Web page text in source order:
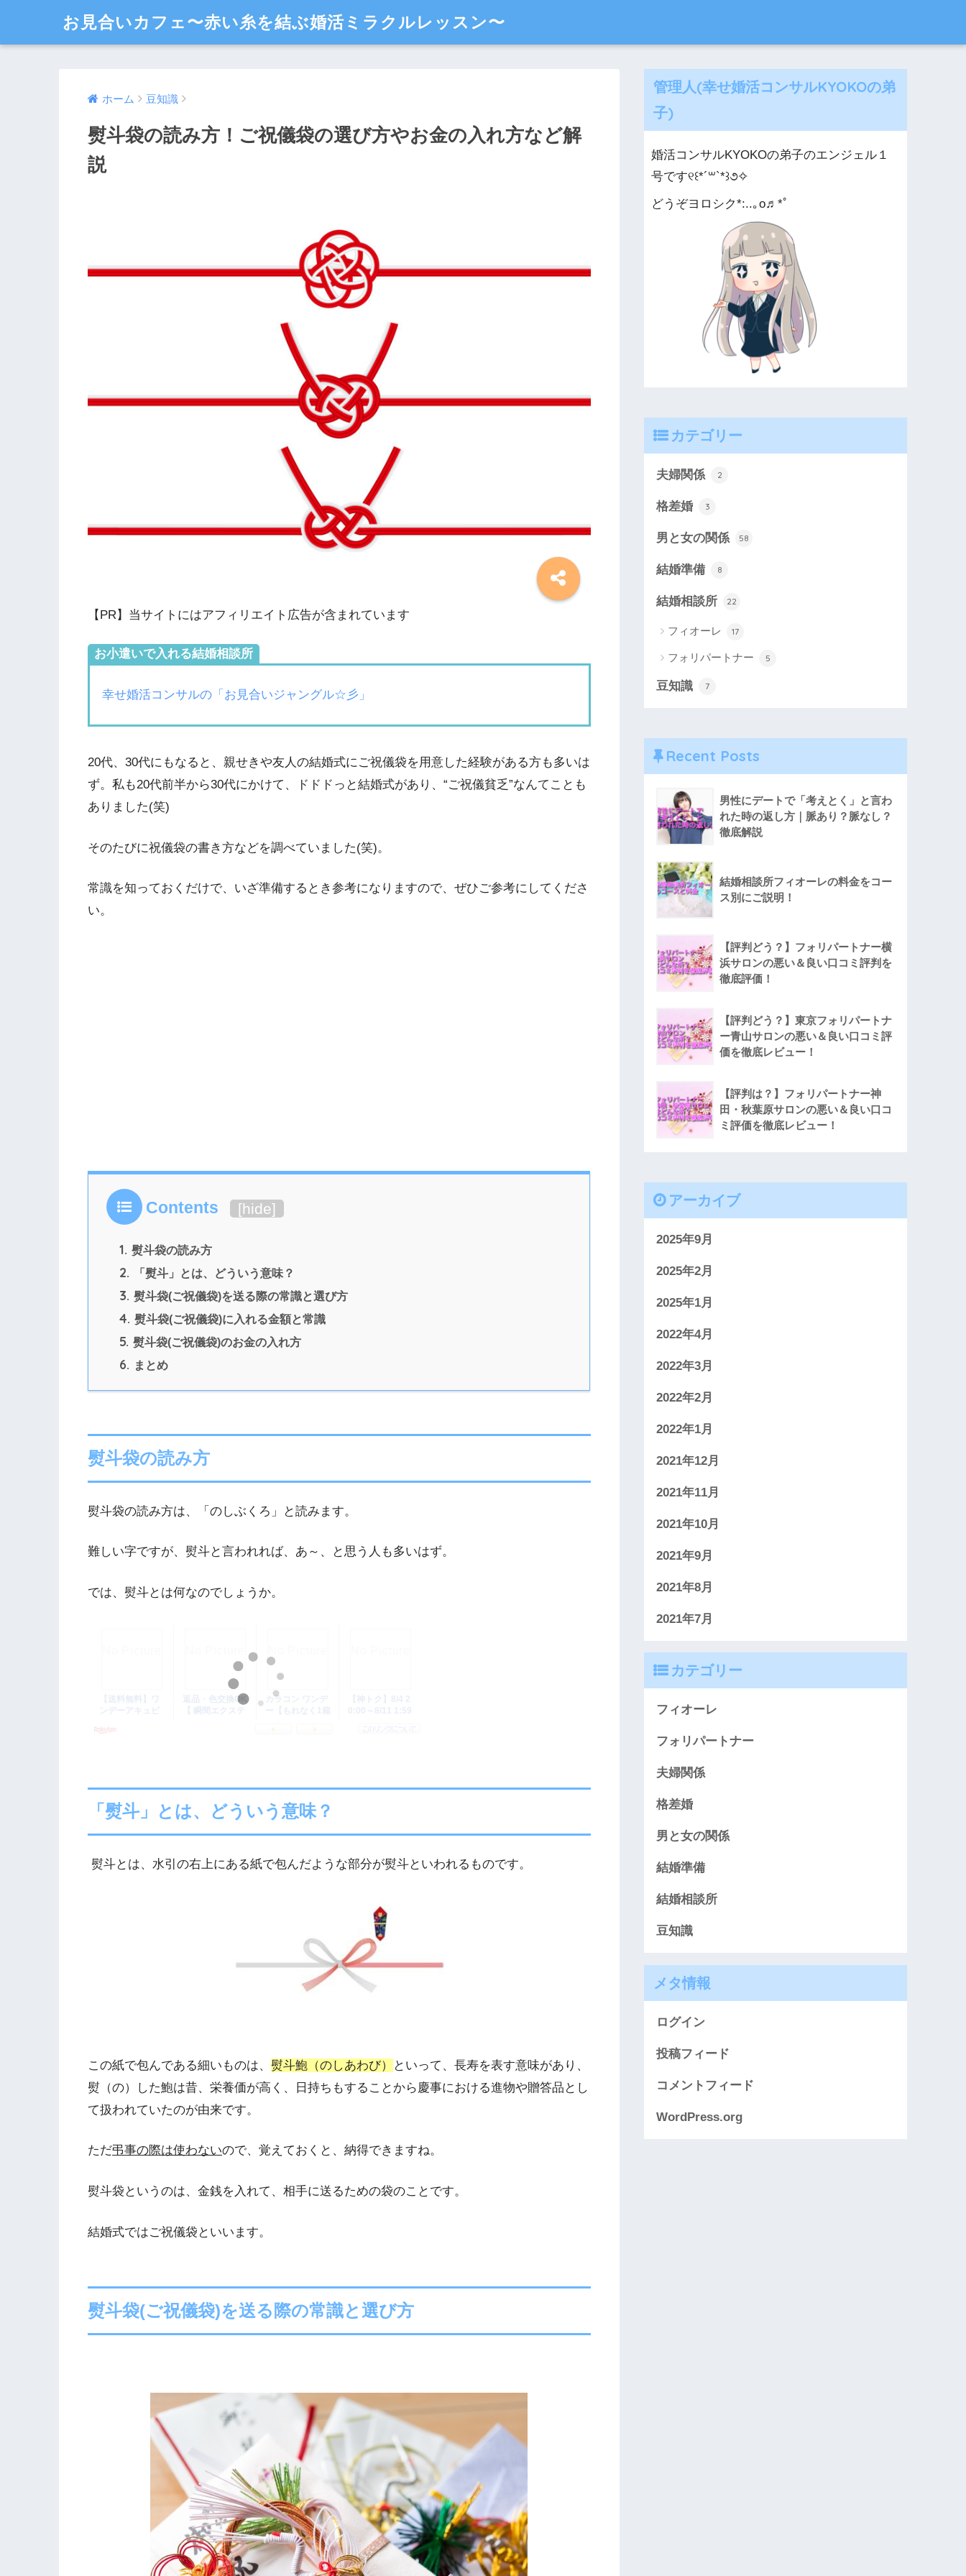
お見合いカフェ〜赤い糸を結ぶ婚活ミラクルレッスン〜
ホーム 豆知識
熨斗袋の読み方！ご祝儀袋の選び方やお金の入れ方など解
説
【PR】当サイトにはアフィリエイト広告が含まれています
お小遣いで入れる結婚相談所
幸せ婚活コンサルの「お見合いジャングル☆彡」
20代、30代にもなると、親せきや友人の結婚式にご祝儀袋を用意した経験がある方も多いは
ず。私も20代前半から30代にかけて、ドドドっと結婚式があり、“ご祝儀貧乏”なんてことも
ありました(笑)
そのたびに祝儀袋の書き方などを調べていました(笑)。
常識を知っておくだけで、いざ準備するとき参考になりますので、ぜひご参考にしてくださ
い。
Contents [hide]
1. 熨斗袋の読み方
2. 「熨斗」とは、どういう意味？
3. 熨斗袋(ご祝儀袋)を送る際の常識と選び方
4. 熨斗袋(ご祝儀袋)に入れる金額と常識
5. 熨斗袋(ご祝儀袋)のお金の入れ方
6. まとめ
熨斗袋の読み方
熨斗袋の読み方は、「のしぶくろ」と読みます。
難しい字ですが、熨斗と言われれば、あ～、と思う人も多いはず。
では、熨斗とは何なのでしょうか。
「熨斗」とは、どういう意味？
熨斗とは、水引の右上にある紙で包んだような部分が熨斗といわれるものです。
この紙で包んである細いものは、 熨斗鮑（のしあわび）
といって、長寿を表す意味があり、
熨（の）した鮑は昔、栄養価が高く、日持ちもすることから慶事における進物や贈答品とし
て扱われていたのが由来です。
ただ弔事の際は使わないので、覚えておくと、納得できますね。
熨斗袋というのは、金銭を入れて、相手に送るための袋のことです。
結婚式ではご祝儀袋といいます。
熨斗袋(ご祝儀袋)を送る際の常識と選び方
管理人(幸せ婚活コンサルKYOKOの弟
子)
婚活コンサルKYOKOの弟子のエンジェル１
号です୧꒰*´꒳`*꒱૭✧
どうぞヨロシク*:..｡o♬*ﾟ
カテゴリー
夫婦関係 2
格差婚 3
男と女の関係 58
結婚準備 8
結婚相談所 22
フィオーレ 17
フォリパートナー 5
豆知識 7
Recent Posts
男性にデートで「考えとく」と言わ
れた時の返し方｜脈あり？脈なし？
徹底解説
結婚相談所フィオーレの料金をコー
ス別にご説明！
【評判どう？】フォリパートナー横
浜サロンの悪い＆良い口コミ評判を
徹底評価！
【評判どう？】東京フォリパートナ
ー青山サロンの悪い＆良い口コミ評
価を徹底レビュー！
【評判は？】フォリパートナー神
田・秋葉原サロンの悪い＆良い口コ
ミ評価を徹底レビュー！
アーカイブ
2025年9月
2025年2月
2025年1月
2022年4月
2022年3月
2022年2月
2022年1月
2021年12月
2021年11月
2021年10月
2021年9月
2021年8月
2021年7月
カテゴリー
フィオーレ
フォリパートナー
夫婦関係
格差婚
男と女の関係
結婚準備
結婚相談所
豆知識
メタ情報
ログイン
投稿フィード
コメントフィード
WordPress.org